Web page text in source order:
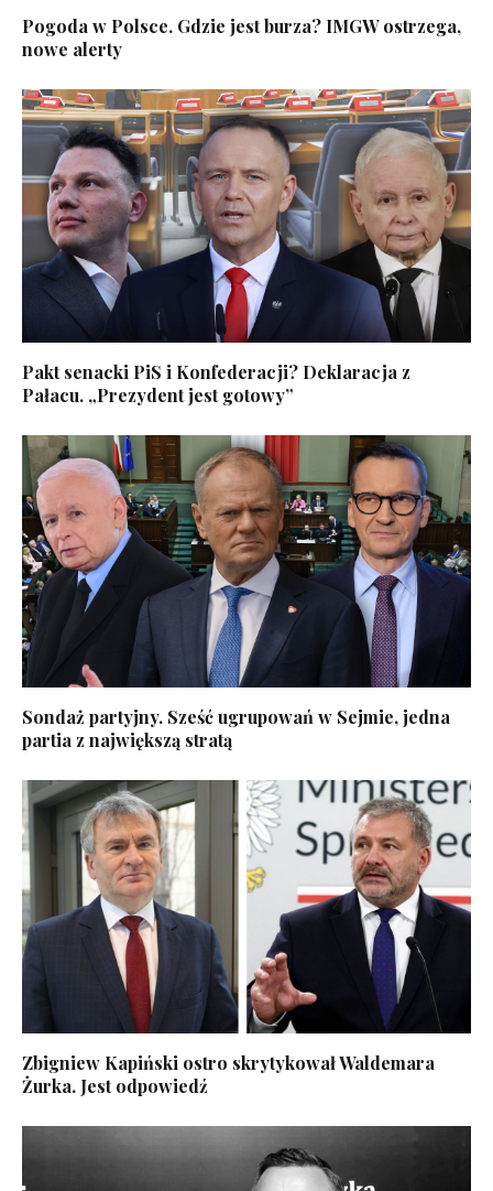
Pogoda w Polsce. Gdzie jest burza? IMGW ostrzega,
nowe alerty
Pakt senacki PiS i Konfederacji? Deklaracja z
Pałacu. „Prezydent jest gotowy”
Sondaż partyjny. Sześć ugrupowań w Sejmie, jedna
partia z największą stratą
Zbigniew Kapiński ostro skrytykował Waldemara
Żurka. Jest odpowiedź